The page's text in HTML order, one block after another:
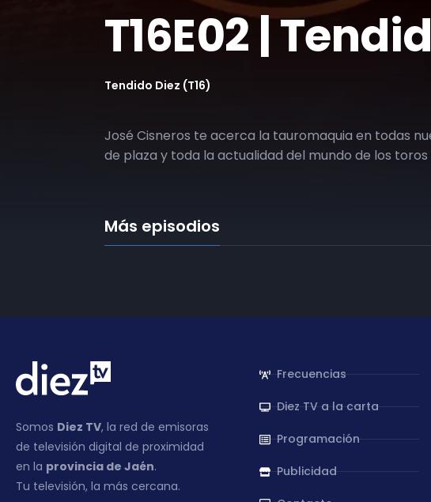
T16E02 |
Tendido Diez (T16)
José Cisneros te acerca la tauromaquia en todas
de plaza y toda la actualidad del mundo de los
Más episodios
Somos Diez TV, la red de emisoras
de televisión digital de proximidad
en la provincia de Jaén.
Tu televisión, la más cercana.
Frecuencias
Diez TV a la carta
Programación
Publicidad